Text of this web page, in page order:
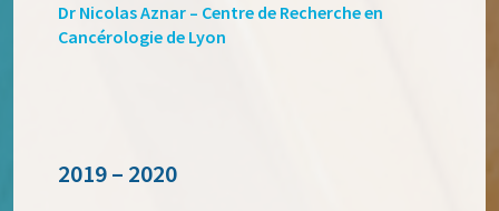
Dr Nicolas Aznar – Centre de Recherche en
Cancérologie de Lyon
2019 – 2020